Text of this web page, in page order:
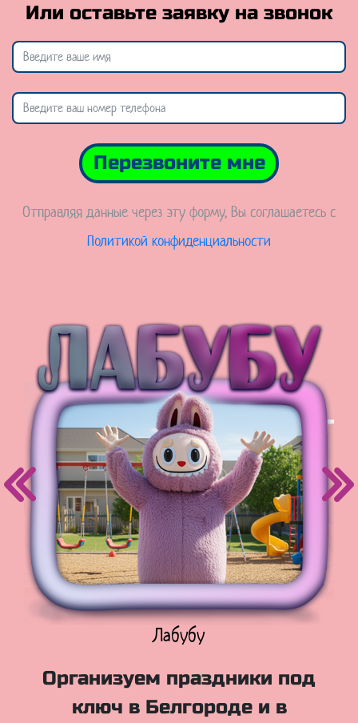
Или оставьте заявку на звонок
Перезвоните мне
Отправляя данные через эту форму, Вы соглашаетесь с
Политикой конфиденциальности
Куклы Лол
Организуем праздники под
ключ в Белгороде и в